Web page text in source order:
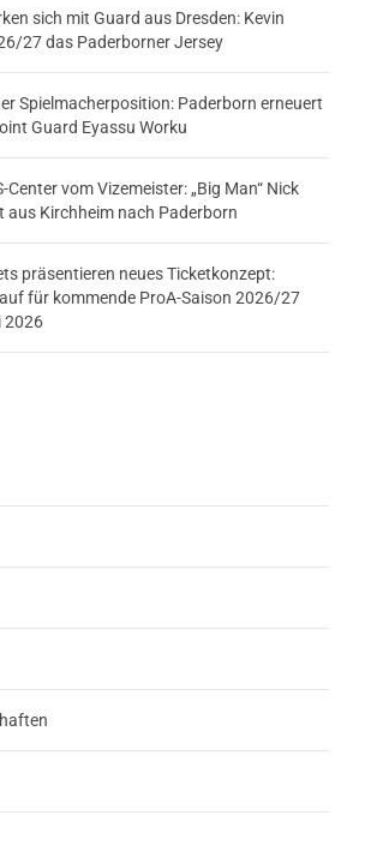
sich mit Guard aus Dresden: Kevin
27 das Paderborner Jersey
Spielmacherposition: Paderborn erneuert
Guard Eyassu Worku
Center vom Vizemeister: „Big Man“ Nick
aus Kirchheim nach Paderborn
präsentieren neues Ticketkonzept:
für kommende ProA-Saison 2026/27
2026